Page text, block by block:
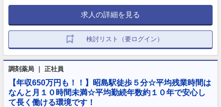
求人の詳細を見る
検討リスト（要ログイン）
調剤薬局 ｜ 正社員
【年収650万円も！！】昭島駅徒歩５分☆平均残業時間は
なんと月１０時間未満☆平均勤続年数約１０年で安心し
て長く働ける環境です！